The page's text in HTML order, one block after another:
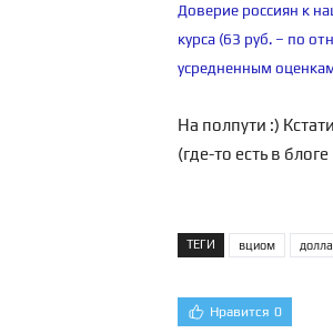
Доверие россиян к
курса (63 руб. – по
усредненным
На полпути :)
(где-то есть в
ТЕГИ вциом
Нравится 0